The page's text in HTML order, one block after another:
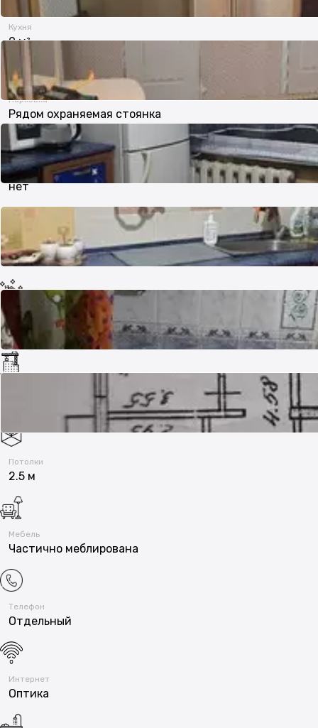
Кухня
9 м²
Парковка
Рядом охраняемая стоянка
В залоге
нет
Тип дома
Панельный
Состояние
Хорошее
Потолки
2.5 м
Мебель
Частично меблирована
Телефон
Отдельный
Интернет
Оптика